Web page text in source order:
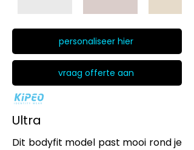
personaliseer hier
vraag offerte aan
Ultra
Dit bodyfit model past mooi rond je